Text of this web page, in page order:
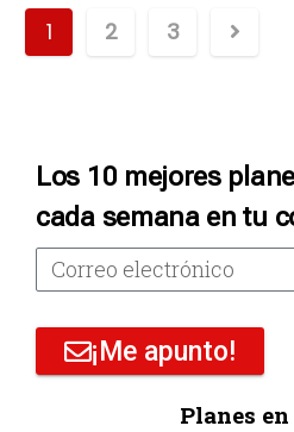
1 2 3
Los 10 mejores
cada semana en tu
¡Me apunto!
Planes